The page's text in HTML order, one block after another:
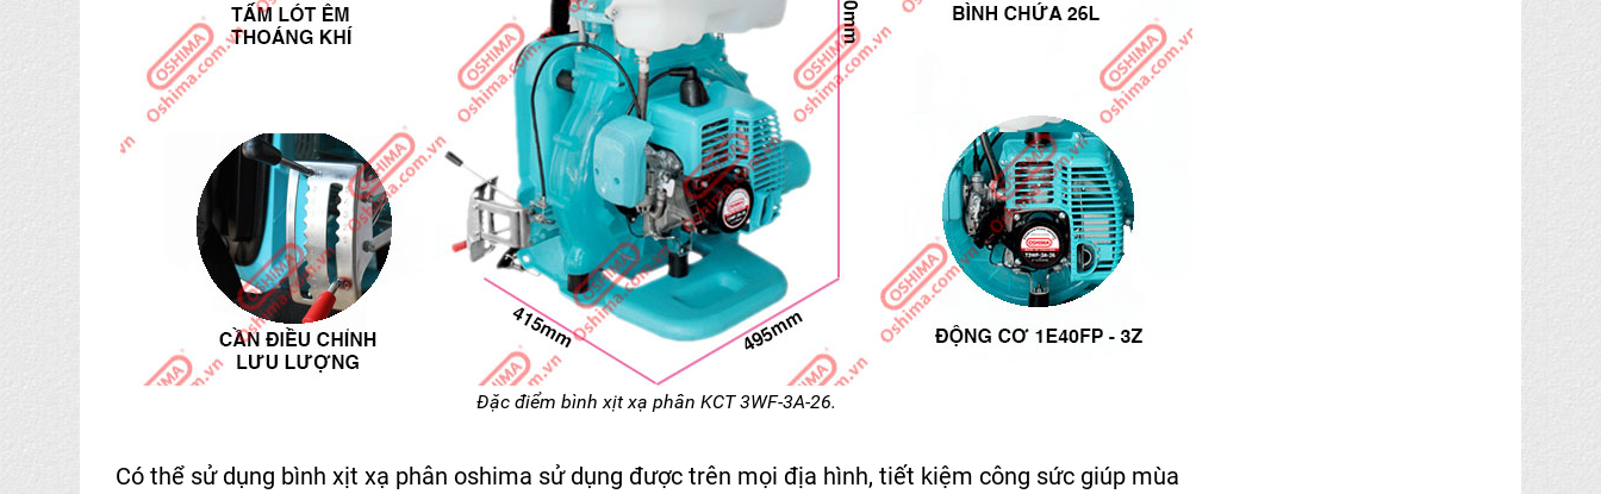
Đặc điểm bình xịt xạ phân KCT 3WF-3A-26.
Có thể sử dụng bình xịt xạ phân oshima sử dụng được trên mọi địa hình, tiết kiệm công sức giúp mùa